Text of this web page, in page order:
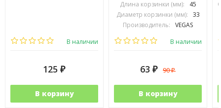
В наличии
125 ₽
В корзину
Длина корзинки (мм):
45
Диаметр корзинки (мм):
33
Производитель:
VEGAS
В наличии
63 ₽ 90₽
В корзину